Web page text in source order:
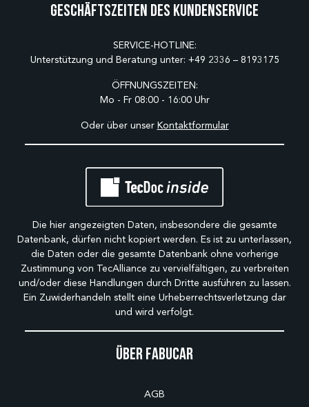
Über Fabucar
AGB
Geschäftszeiten des Kundenservice
SERVICE-HOTLINE:
Unterstützung und Beratung unter: +49 2336 – 8193175
ÖFFNUNGSZEITEN:
Mo - Fr 08:00 - 16:00 Uhr
Oder über unser Kontaktformular
Die hier angezeigten Daten, insbesondere die gesamte
Datenbank, dürfen nicht kopiert werden. Es ist zu unterlassen,
die Daten oder die gesamte Datenbank ohne vorherige
Zustimmung von TecAlliance zu vervielfältigen, zu verbreiten
und/oder diese Handlungen durch Dritte ausführen zu lassen.
Ein Zuwiderhandeln stellt eine Urheberrechtsverletzung dar
und wird verfolgt.